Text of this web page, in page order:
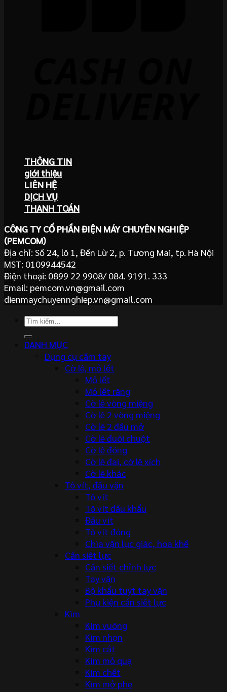
THÔNG TIN
giới thiệu
LIÊN HỆ
DỊCH VỤ
THANH TOÁN
CÔNG TY CỔ PHẦN ĐIỆN MÁY CHUYÊN NGHIỆP
(PEMCOM)
Địa chỉ: Số 24, lô 1, Đền Lừ 2, p. Tương Mai, tp. Hà Nội
MST: 0109944542
Điện thoại: 0899 22 9908/ 084. 9191. 333
Email: pemcom.vn@gmail.com
dienmaychuyennghiep.vn@gmail.com
Tìm
DANH MỤC
Dụng cụ cầm tay
Cờ lê, mỏ lết
Mỏ lết
Mỏ lết răng
Cờ lê vòng miệng
Cờ lê 2 vòng miệng
Cờ lê 2 đầu mở
Cờ lê đuôi chuột
Cờ lê đóng
Cờ lê đai, cờ lê xích
Cờ lê khác
Tô vít, đầu vặn
Tô vít
Tô vít đầu khẩu
Đầu vít
Tô vít đóng
Chìa vặn lục giác, hoa khế
Cần siết lực
Cần siết chỉnh lực
Tay vặn
Bộ khẩu tuýt tay vặn
Phụ kiện cần siết lực
Kìm
Kìm vuông
Kìm nhọn
Kìm cắt
Kìm mỏ quạ
Kìm chết
Kìm mở phe